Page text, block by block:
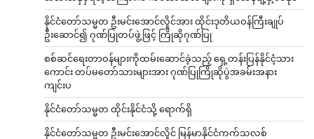
နိုင်ငံတော်သမ္မတ ဦးမင်းအောင်လှိုင်အား ထိုင်းဒုတိယဝန်ကြီးချုပ်
ဦးဆောင်၍ ဂုဏ်ပြုတပ်ဖွဲ့ဖြင့် ကြိုဆိုဂုဏ်ပြု
စစ်ဆင်ရေးတာဝန်များကိုထမ်းဆောင်ခဲ့သည့် ရှေ့တန်းပြန်နိုင်ငံ့သား
ကောင်း တပ်မတော်သားများအား ဂုဏ်ပြုကြိုဆိုပွဲအခမ်းအနား
ကျင်းပ
နိုင်ငံတော်သမ္မတ ထိုင်းနိုင်ငံသို့ ရောက်ရှိ
နိုင်ငံတော်သမ္မတ ဦးမင်းအောင်လှိုင် မြန်မာနိုင်ငံကက်သလစ်